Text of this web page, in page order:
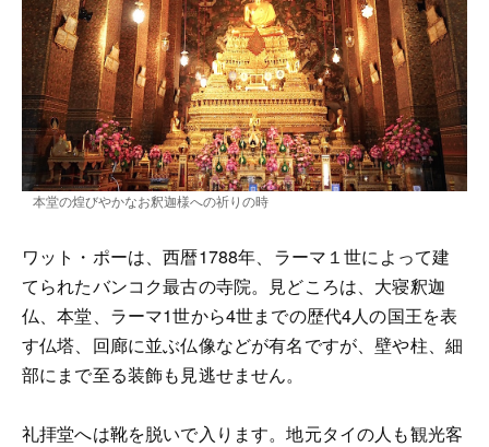
本堂の煌びやかなお釈迦様への祈りの時
ワット・ポーは、西暦1788年、ラーマ１世によって建
てられたバンコク最古の寺院。見どころは、大寝釈迦
仏、本堂、ラーマ1世から4世までの歴代4人の国王を表
す仏塔、回廊に並ぶ仏像などが有名ですが、壁や柱、細
部にまで至る装飾も見逃せません。
礼拝堂へは靴を脱いで入ります。地元タイの人も観光客